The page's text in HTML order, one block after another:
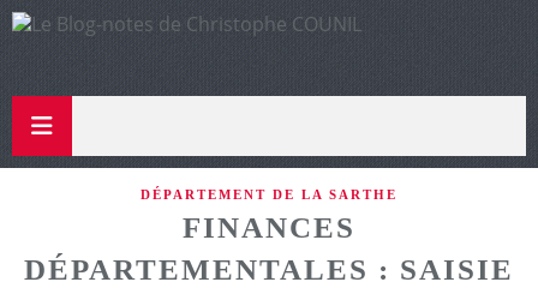
DÉPARTEMENT DE LA SARTHE
FINANCES
DÉPARTEMENTALES : SAISIE